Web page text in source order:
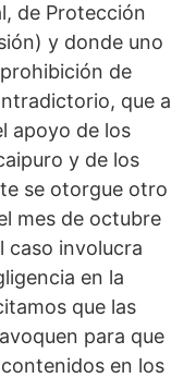
de Protección
y donde uno
de
que a
apoyo de los
y de los
se otorgue otro
mes de octubre
caso involucra
en la
que las
para que
en los